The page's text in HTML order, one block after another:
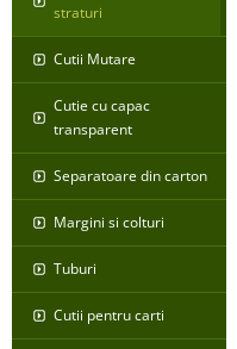
straturi
Cutii Mutare
Cutie cu capac
transparent
Separatoare din carton
Margini si colturi
Tuburi
Cutii pentru carti